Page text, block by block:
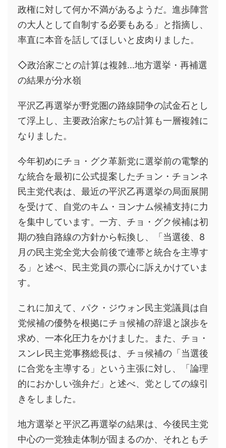
政権に対して何か不満があるようだ。進歩陣営
の大人として自制する必要もある」と指摘し、
率直に本音を話してほしいと皮肉りました。
◇政治家ごとの計算は複雑…地方選挙・再補選
の結果が分水嶺
平沢乙再選挙が野党圏の路線闘争の試金石とし
て浮上し、主要政治家たちの計算も一層複雑に
なりました。
今年初めにチョ・グク革新党に選挙前の電撃的
な統合を最初に公式提案したチョン・チョンネ
民主党代表は、最近の平沢乙再選挙の局面展開
を受けて、自党のキム・ヨンナム候補支持に力
を集中しています。一方、チョ・グク候補は初
期の独自路線の方針から転換し、「当選後、8
月の民主党全党大会前後で連帯と統合を主導す
る」と述べ、民主党員の票心に訴えかけていま
す。
これに加えて、パク・ジウォン民主党議員は自
党候補の優勢を根拠にチョ候補の辞退と譲歩を
求め、一本化圧力をかけました。また、チョ・
スンレ民主党事務総長は、チョ候補の「当選後
に合党を主導する」という主張に対し、「論理
的におかしい強弁だ」と述べ、党としての線引
きをしました。
地方選挙と平沢乙再選挙の結果は、今後民主党
中心の一党独走体制が固まるのか、それともチ